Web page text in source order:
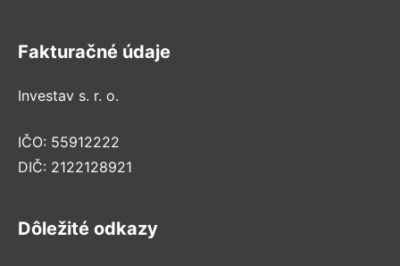
Fakturačné údaje
Investav s. r. o.
IČO: 55912222
DIČ: 2122128921
Dôležité odkazy